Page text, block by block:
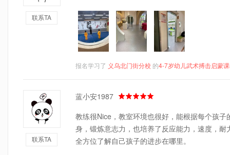
联系TA
报名学习了 义乌北门街分校 的4-7岁幼儿武术搏击启蒙
联系TA
蓝小安1987
教练很Nice，教室环境也很好，能根据每个孩
身，锻炼意志力，也培养了反应能力，速度，
全方位了解自己孩子的进步在哪里。